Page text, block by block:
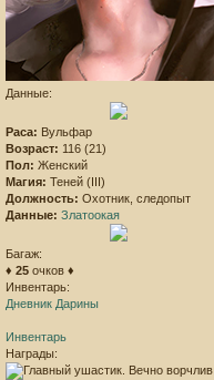
Данные:
Раса: Вульфар
Возраст: 116 (21)
Пол: Женский
Магия: Теней (III)
Должность: Охотник, следопыт
Данные: Златоокая
Багаж:
♦ 25 очков ♦
Инвентарь:
Дневник Дарины
Инвентарь
Награды: